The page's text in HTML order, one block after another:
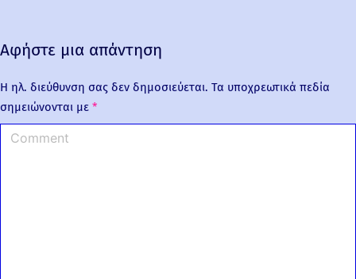
Αφήστε μια απάντηση
Η ηλ. διεύθυνση σας δεν δημοσιεύεται. Τα υποχρεωτικά πεδία
σημειώνονται με *